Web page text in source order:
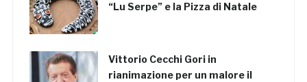
“Lu Serpe” e la Pizza di Natale
Vittorio Cecchi Gori in
rianimazione per un malore il